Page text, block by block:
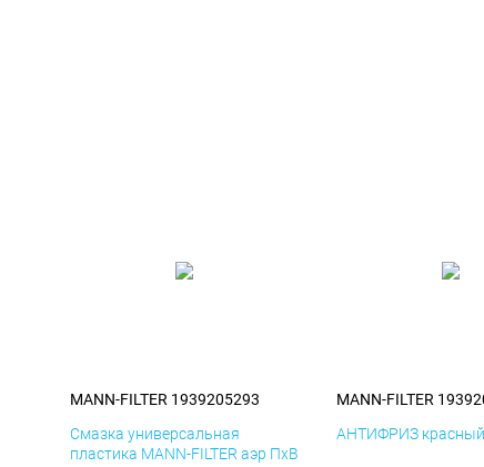
MANN-FILTER 1939205293
Смазка универсальная
пластика MANN-FILTER аэр ПхВ
MANN-FILTER
АНТИФРИЗ красный